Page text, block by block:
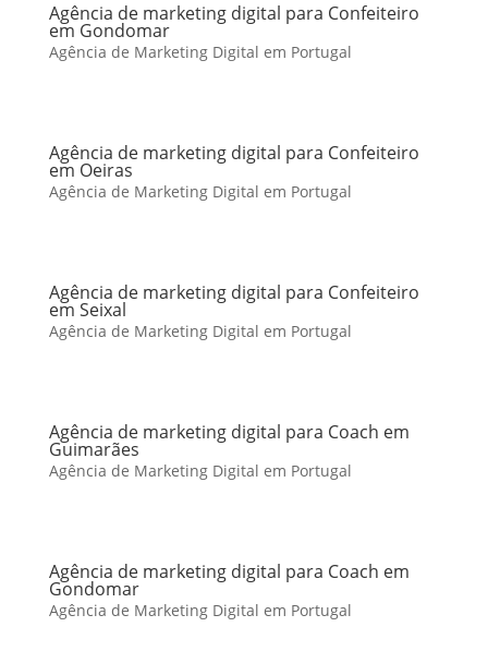
Agência de marketing digital para Confeiteiro
em Gondomar
Agência de Marketing Digital em Portugal
Agência de marketing digital para Confeiteiro
em Oeiras
Agência de Marketing Digital em Portugal
Agência de marketing digital para Confeiteiro
em Seixal
Agência de Marketing Digital em Portugal
Agência de marketing digital para Coach em
Guimarães
Agência de Marketing Digital em Portugal
Agência de marketing digital para Coach em
Gondomar
Agência de Marketing Digital em Portugal